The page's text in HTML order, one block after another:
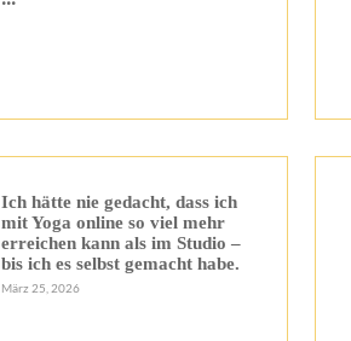
Ich hätte nie gedacht, dass ich
mit Yoga online so viel mehr
erreichen kann als im Studio –
bis ich es selbst gemacht habe.
März 25, 2026